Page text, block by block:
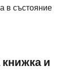
в състояние
и